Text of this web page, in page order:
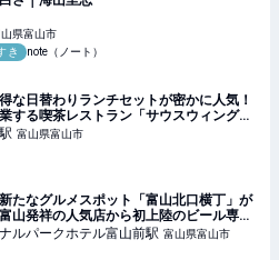
県富山市
き
note（ノート）
得な日替わりランチセットが密かに人気！
する喫茶レストラン「サウスウィング」
ルディング】 - 週末、金沢。
駅 富山県富山市
たなグルメスポット「富山北口横丁」が
山発祥の人気店から初上陸のビール専門
ふれるグルメが大集結♪【NEW OPEN】 -
ルパークホテル富山前駅 富山県富山市